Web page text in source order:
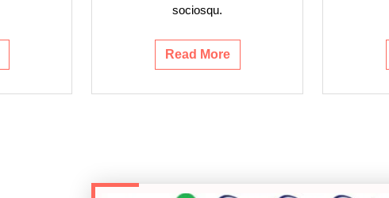
sociosqu.
Read More